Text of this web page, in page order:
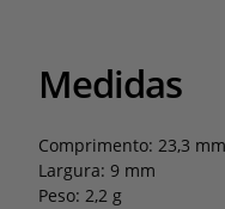
Medidas
Comprimento: 23,3 mm
Largura: 9 mm
Peso: 2,2 g